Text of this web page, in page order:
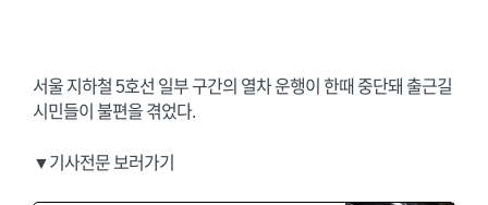
서울 지하철 5호선 일부 구간의 열차 운행이 한때 중단돼 출근길
시민들이 불편을 겪었다.
▼기사전문 보러가기